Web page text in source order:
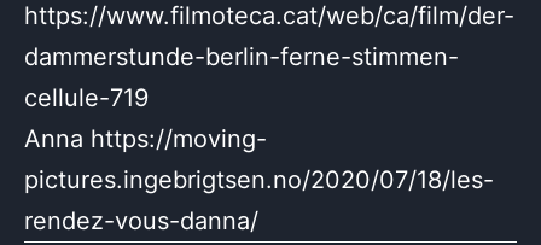
https://www.filmoteca.cat/web/ca/film/der-
dammerstunde-berlin-ferne-stimmen-
cellule-719
Anna https://moving-
pictures.ingebrigtsen.no/2020/07/18/les-
rendez-vous-danna/